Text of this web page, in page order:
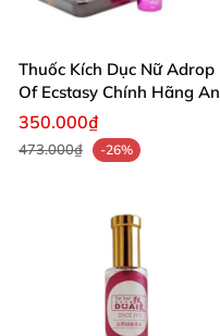
Thuốc Kích Dục Nữ Adrop
Of Ecstasy Chính Hãng An
Toàn Tự Nhiên
350.000₫
473.000₫ -26%